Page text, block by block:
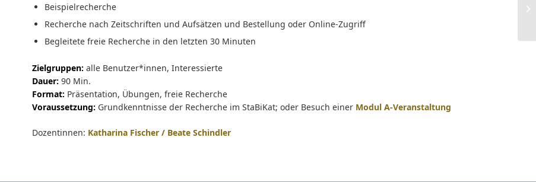
Beispielrecherche
Recherche nach Zeitschriften und Aufsätzen und Bestellung oder Online-Zugriff
Begleitete freie Recherche in den letzten 30 Minuten
Zielgruppen: alle Benutzer*innen, Interessierte
Dauer: 90 Min.
Format: Präsentation, Übungen, freie Recherche
Voraussetzung: Grundkenntnisse der Recherche im StaBiKat; oder Besuch einer Modul A-Veranstaltung
Dozentinnen: Katharina Fischer / Beate Schindler